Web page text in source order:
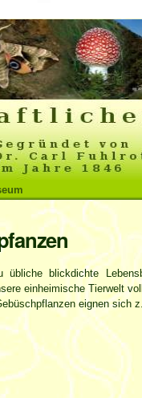
blickdichte
einheimische Tierwelt
eignen sich